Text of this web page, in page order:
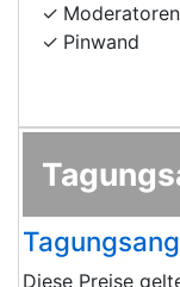
Pinwand
Diese Preise